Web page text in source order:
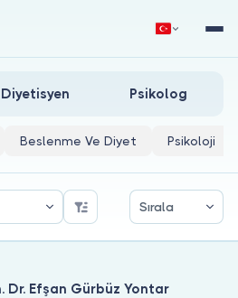
Giriş Yap
Doktorları
Diyetisyen Psikolog
Beslenme Ve Diyet Psikoloji
Sırala
Dr. Efşan Gürbüz Yontar